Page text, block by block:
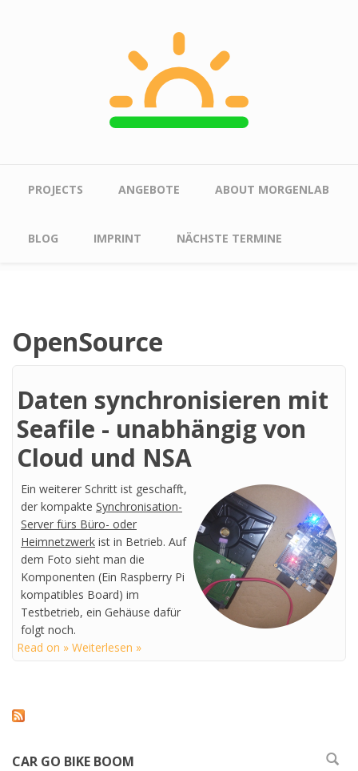
Main menu
PROJECTS ANGEBOTE ABOUT MORGENLAB
BLOG IMPRINT NÄCHSTE TERMINE
OpenSource
Daten synchronisieren mit
Seafile - unabhängig von
Cloud und NSA
Ein weiterer Schritt ist geschafft,
der kompakte Synchronisation-
Server fürs Büro- oder
Heimnetzwerk ist in Betrieb. Auf
dem Foto sieht man die
Komponenten (Ein Raspberry Pi
kompatibles Board) im
Testbetrieb, ein Gehäuse dafür
folgt noch.
Read on » Weiterlesen »
CAR GO BIKE BOOM